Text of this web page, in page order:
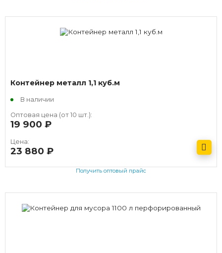
Контейнер металл 1,1 куб.м
В наличии
Оптовая цена (от 10 шт.):
19 900
Цена:
23 880
Получить оптовый прайс